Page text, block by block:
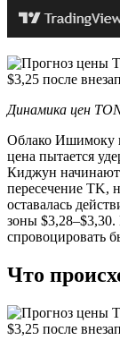
Динамика цен
Облако Ишимоку
цена пытается
Киджун начинают
пересечение TK,
оставалась
зоны
спровоцировать
Что